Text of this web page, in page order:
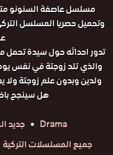
مسلسل عاصفة السنونو
وتحميل حصريا المسلسل
تدور احداثه حول سيدة تحمل
والذي تلد زوجتة في نفس
ولدين وبدون علم زوجتة
هل سينجح
Drama
جديد
جميع المسلسلات التركية